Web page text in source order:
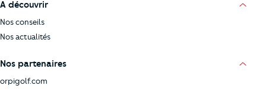
A découvrir
Nos conseils
Nos actualités
Nos partenaires
orpigolf.com